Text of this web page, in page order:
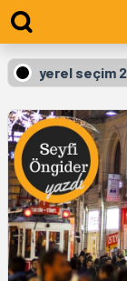
yerel seçim